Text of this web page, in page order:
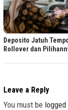
Deposito Jatuh
Rollover dan
Leave a Reply
You must be